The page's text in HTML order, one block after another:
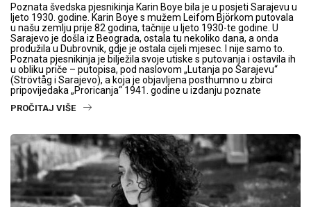
Poznata švedska pjesnikinja Karin Boye bila je u posjeti Sarajevu u
ljeto 1930. godine. Karin Boye s mužem Leifom Björkom putovala
u našu zemlju prije 82 godina, tačnije u ljeto 1930-te godine. U
Sarajevo je došla iz Beograda, ostala tu nekoliko dana, a onda
produžila u Dubrovnik, gdje je ostala cijeli mjesec. I nije samo to.
Poznata pjesnikinja je bilježila svoje utiske s putovanja i ostavila ih
u obliku priče – putopisa, pod naslovom „Lutanja po Sarajevu“
(Strövtåg i Sarajevo), a koja je objavljena posthumno u zbirci
pripovijedaka „Proricanja“ 1941. godine u izdanju poznate
PROČITAJ VIŠE